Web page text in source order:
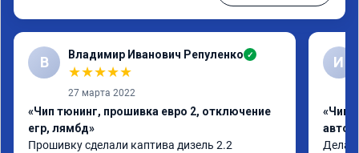
В Владимир Иванович Репуленко ✓
★★★★★
27 марта 2022
«Чип тюнинг, прошивка евро 2, отключение
егр, лямбд»
Прошивку сделали каптива дизель 2.2
И
«Чип